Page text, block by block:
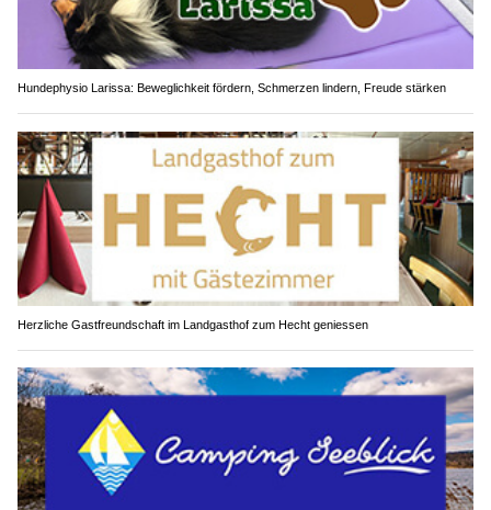
Hundephysio Larissa: Beweglichkeit fördern, Schmerzen lindern, Freude stärken
Herzliche Gastfreundschaft im Landgasthof zum Hecht geniessen